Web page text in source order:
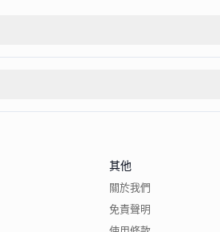
其他
關於我們
免責聲明